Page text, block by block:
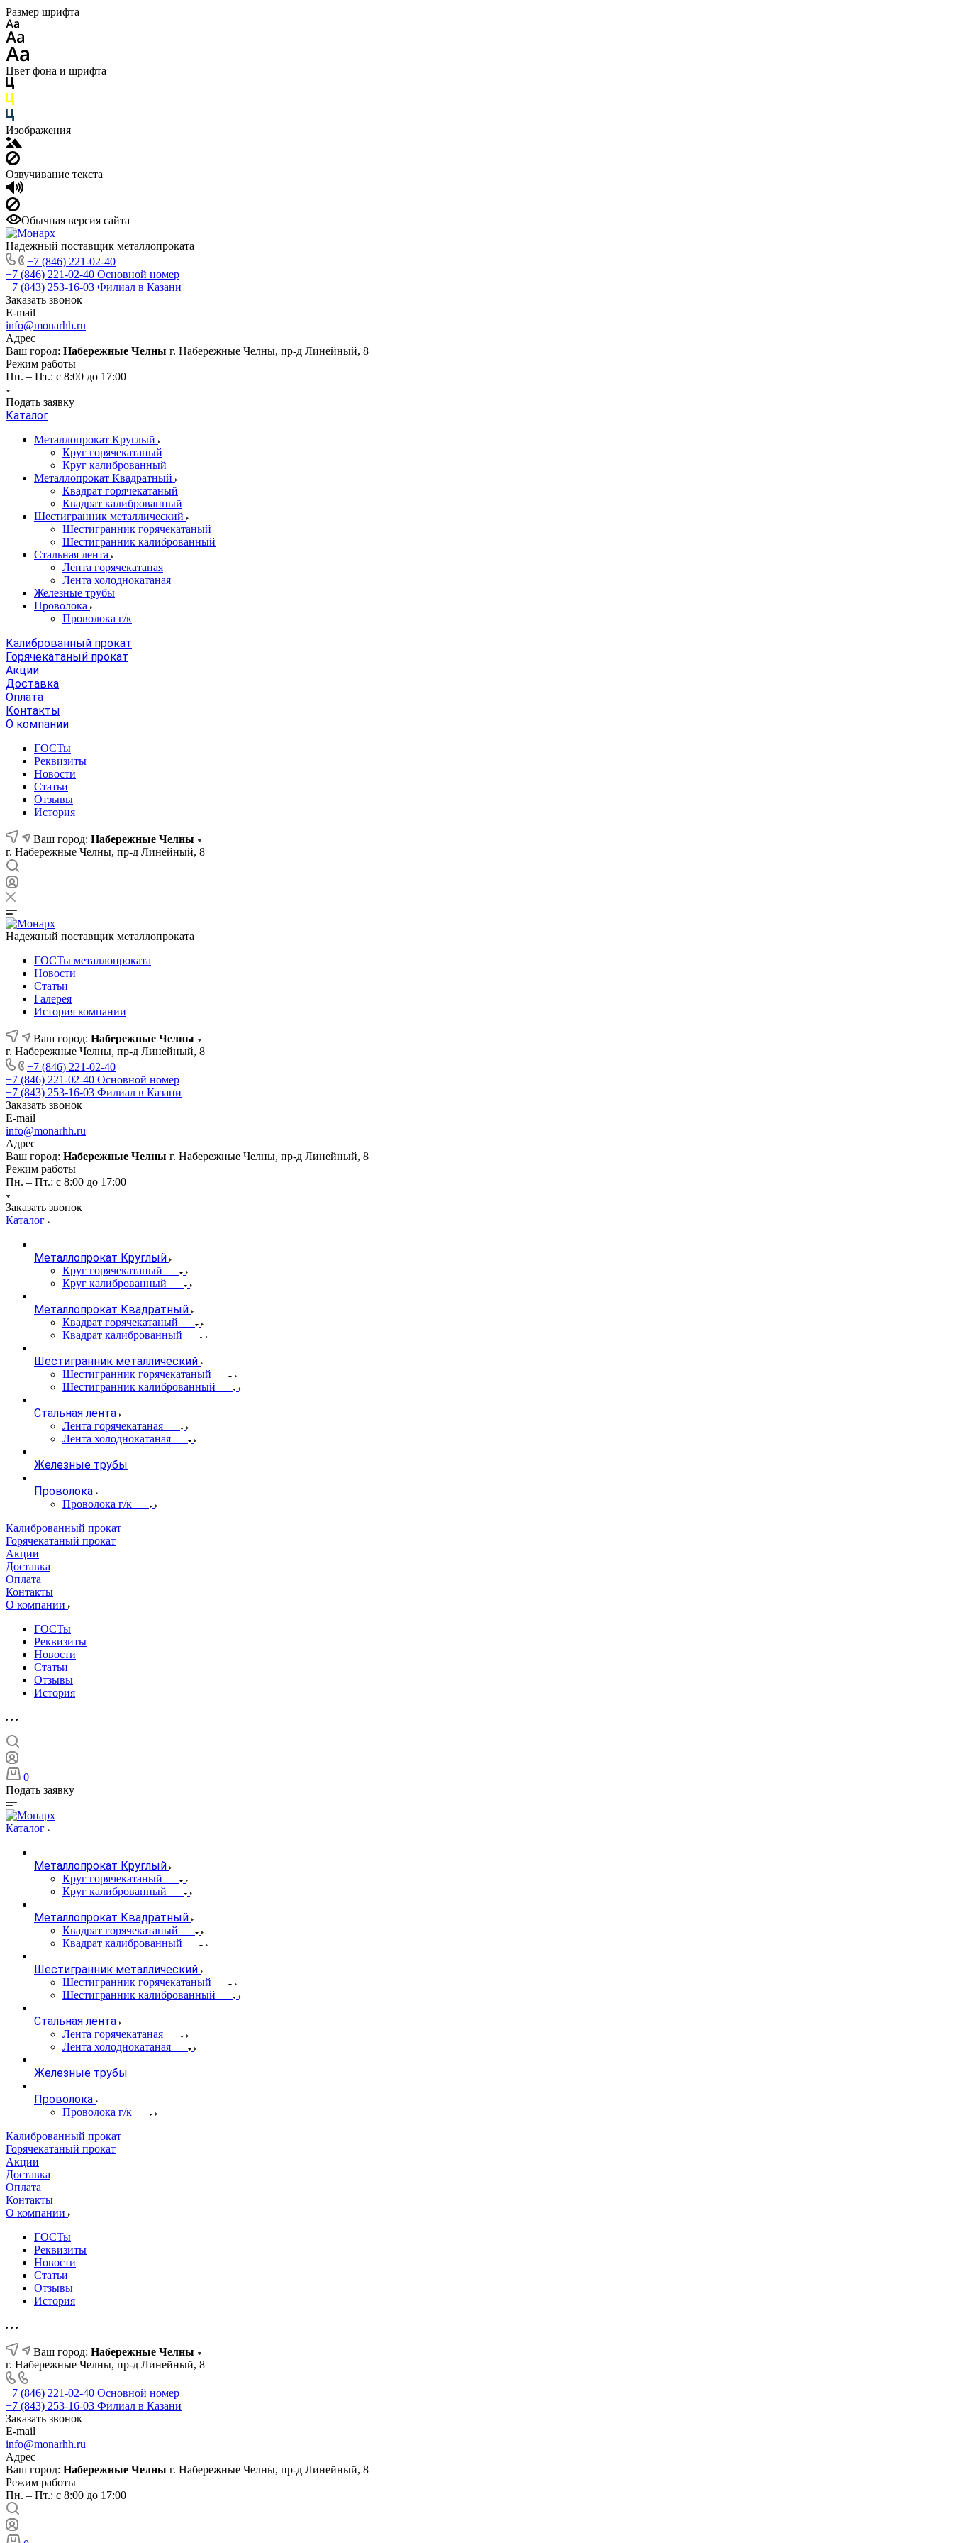
Размер шрифта
Цвет фона и шрифта
Изображения
Озвучивание текста
Обычная версия сайта
Надежный поставщик металлопроката
+7 (846) 221-02-40
+7 (846) 221-02-40 Основной номер
+7 (843) 253-16-03 Филиал в Казани
Заказать звонок
E-mail
info@monarhh.ru
Адрес
Ваш город: Набережные Челны г. Набережные Челны, пр-д Линейный, 8
Режим работы
Пн. – Пт.: с 8:00 до 17:00
Подать заявку
Каталог
Металлопрокат Круглый
Круг горячекатаный
Круг калиброванный
Металлопрокат Квадратный
Квадрат горячекатаный
Квадрат калиброванный
Шестигранник металлический
Шестигранник горячекатаный
Шестигранник калиброванный
Стальная лента
Лента горячекатаная
Лента холоднокатаная
Железные трубы
Проволока
Проволока г/к
Калиброванный прокат
Горячекатаный прокат
Акции
Доставка
Оплата
Контакты
О компании
ГОСТы
Реквизиты
Новости
Статьи
Отзывы
История
Ваш город: Набережные Челны
г. Набережные Челны, пр-д Линейный, 8
Надежный поставщик металлопроката
ГОСТы металлопроката
Новости
Статьи
Галерея
История компании
Ваш город: Набережные Челны
г. Набережные Челны, пр-д Линейный, 8
+7 (846) 221-02-40
+7 (846) 221-02-40 Основной номер
+7 (843) 253-16-03 Филиал в Казани
Заказать звонок
E-mail
info@monarhh.ru
Адрес
Ваш город: Набережные Челны г. Набережные Челны, пр-д Линейный, 8
Режим работы
Пн. – Пт.: с 8:00 до 17:00
Заказать звонок
Каталог
Металлопрокат Круглый
Круг горячекатаный
Круг калиброванный
Металлопрокат Квадратный
Квадрат горячекатаный
Квадрат калиброванный
Шестигранник металлический
Шестигранник горячекатаный
Шестигранник калиброванный
Стальная лента
Лента горячекатаная
Лента холоднокатаная
Железные трубы
Проволока
Проволока г/к
Калиброванный прокат
Горячекатаный прокат
Акции
Доставка
Оплата
Контакты
О компании
ГОСТы
Реквизиты
Новости
Статьи
Отзывы
История
0
Подать заявку
Каталог
Металлопрокат Круглый
Круг горячекатаный
Круг калиброванный
Металлопрокат Квадратный
Квадрат горячекатаный
Квадрат калиброванный
Шестигранник металлический
Шестигранник горячекатаный
Шестигранник калиброванный
Стальная лента
Лента горячекатаная
Лента холоднокатаная
Железные трубы
Проволока
Проволока г/к
Калиброванный прокат
Горячекатаный прокат
Акции
Доставка
Оплата
Контакты
О компании
ГОСТы
Реквизиты
Новости
Статьи
Отзывы
История
Ваш город: Набережные Челны
г. Набережные Челны, пр-д Линейный, 8
+7 (846) 221-02-40 Основной номер
+7 (843) 253-16-03 Филиал в Казани
Заказать звонок
E-mail
info@monarhh.ru
Адрес
Ваш город: Набережные Челны г. Набережные Челны, пр-д Линейный, 8
Режим работы
Пн. – Пт.: с 8:00 до 17:00